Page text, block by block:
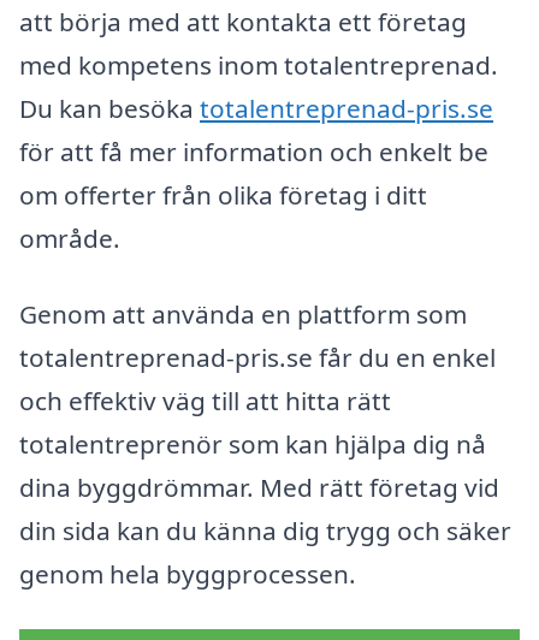
att börja med att kontakta ett företag
med kompetens inom totalentreprenad.
Du kan besöka totalentreprenad-pris.se
för att få mer information och enkelt be
om offerter från olika företag i ditt
område.
Genom att använda en plattform som
totalentreprenad-pris.se får du en enkel
och effektiv väg till att hitta rätt
totalentreprenör som kan hjälpa dig nå
dina byggdrömmar. Med rätt företag vid
din sida kan du känna dig trygg och säker
genom hela byggprocessen.